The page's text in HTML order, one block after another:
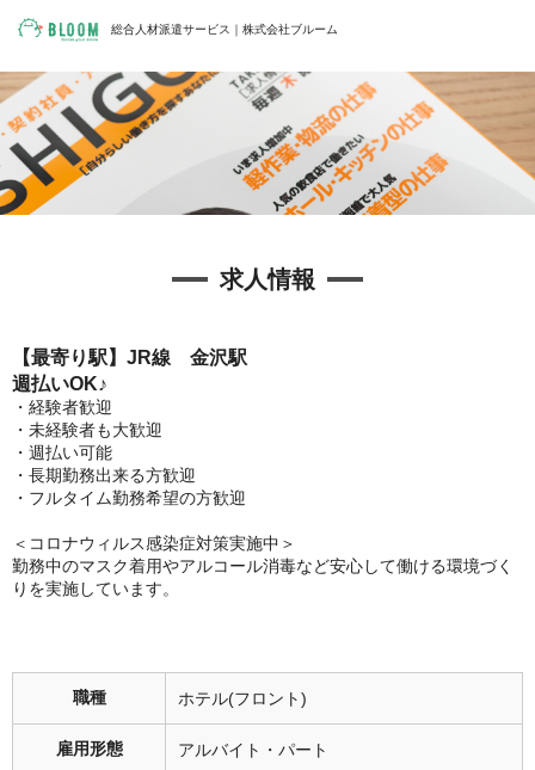
総合人材派遣サービス｜株式会社ブルーム
求人情報
【最寄り駅】JR線 金沢駅
週払いOK♪
・経験者歓迎
・未経験者も大歓迎
・週払い可能
・長期勤務出来る方歓迎
・フルタイム勤務希望の方歓迎
＜コロナウィルス感染症対策実施中＞
勤務中のマスク着用やアルコール消毒など安心して働ける環境づく
りを実施しています。
職種 ホテル(フロント)
雇用形態 アルバイト・パート